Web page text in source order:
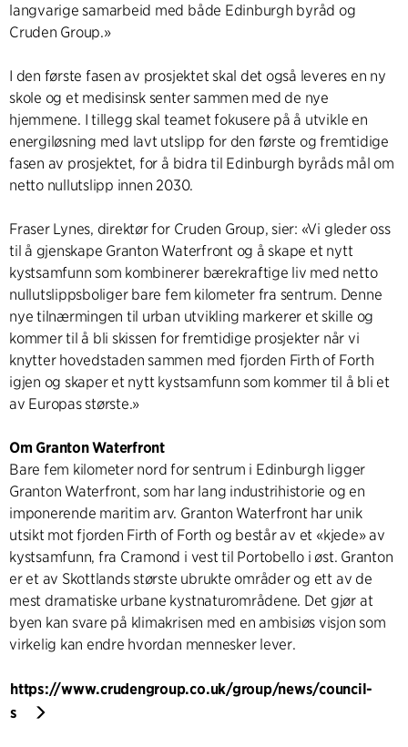
langvarige samarbeid med både Edinburgh byråd og
Cruden Group.»
I den første fasen av prosjektet skal det også leveres en ny
skole og et medisinsk senter sammen med de nye
hjemmene. I tillegg skal teamet fokusere på å utvikle en
energiløsning med lavt utslipp for den første og fremtidige
fasen av prosjektet, for å bidra til Edinburgh byråds mål om
netto nullutslipp innen 2030.
Fraser Lynes, direktør for Cruden Group, sier: «Vi gleder oss
til å gjenskape Granton Waterfront og å skape et nytt
kystsamfunn som kombinerer bærekraftige liv med netto
nullutslippsboliger bare fem kilometer fra sentrum. Denne
nye tilnærmingen til urban utvikling markerer et skille og
kommer til å bli skissen for fremtidige prosjekter når vi
knytter hovedstaden sammen med fjorden Firth of Forth
igjen og skaper et nytt kystsamfunn som kommer til å bli et
av Europas største.»
Om Granton Waterfront
Bare fem kilometer nord for sentrum i Edinburgh ligger
Granton Waterfront, som har lang industrihistorie og en
imponerende maritim arv. Granton Waterfront har unik
utsikt mot fjorden Firth of Forth og består av et «kjede» av
kystsamfunn, fra Cramond i vest til Portobello i øst. Granton
er et av Skottlands største ubrukte områder og ett av de
mest dramatiske urbane kystnaturområdene. Det gjør at
byen kan svare på klimakrisen med en ambisiøs visjon som
virkelig kan endre hvordan mennesker lever.
https://www.crudengroup.co.uk/group/news/council-
s